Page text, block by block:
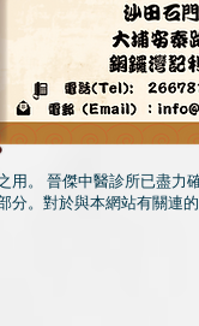
用。 晉傑中醫診所已盡
分。對於與本網站有關連